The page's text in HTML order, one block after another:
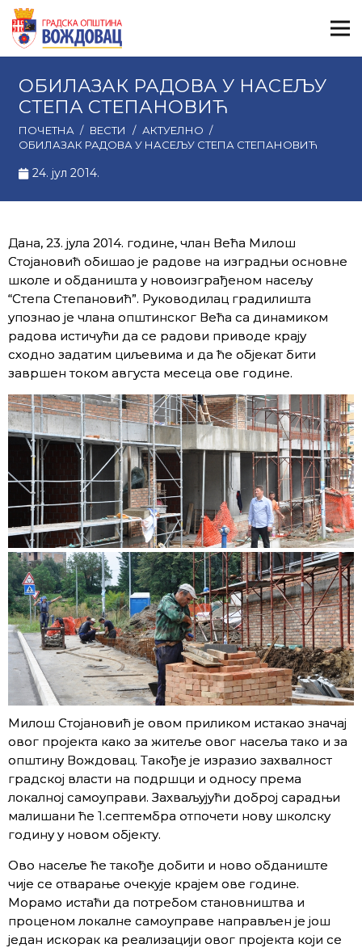
ОБИЛАЗАК РАДОВА У НАСЕЉУ
СТЕПА СТЕПАНОВИЋ
ПОЧЕТНА / ВЕСТИ / АКТУЕЛНО /
ОБИЛАЗАК РАДОВА У НАСЕЉУ СТЕПА СТЕПАНОВИЋ
24. јул 2014.
Дана, 23. јула 2014. године, члан Већа Милош
Стојановић обишао је радове на изградњи основне
школе и обданишта у новоизграђеном насељу
“Степа Степановић”. Руководилац градилишта
упознао је члана општинског Већа са динамиком
радова истичући да се радови приводе крају
сходно задатим циљевима и да ће објекат бити
завршен током августа месеца ове године.
Милош Стојановић је овом приликом истакао знaчај
овог пројекта како за житеље овог насеља тако и за
општину Вождовац. Такође је изразио захвалност
градској власти на подршци и односу према
локалној самоуправи. Захваљујући доброј сарадњи
малишани ће 1.септембра отпочети нову школску
годину у новом објекту.
Ово насеље ће такође добити и ново обданиште
чије се отварање очекује крајем ове године.
Морамо истаћи да потребом становништва и
проценом локалне самоуправе направљен је још
један искорак ка реализацији овог пројекта који се